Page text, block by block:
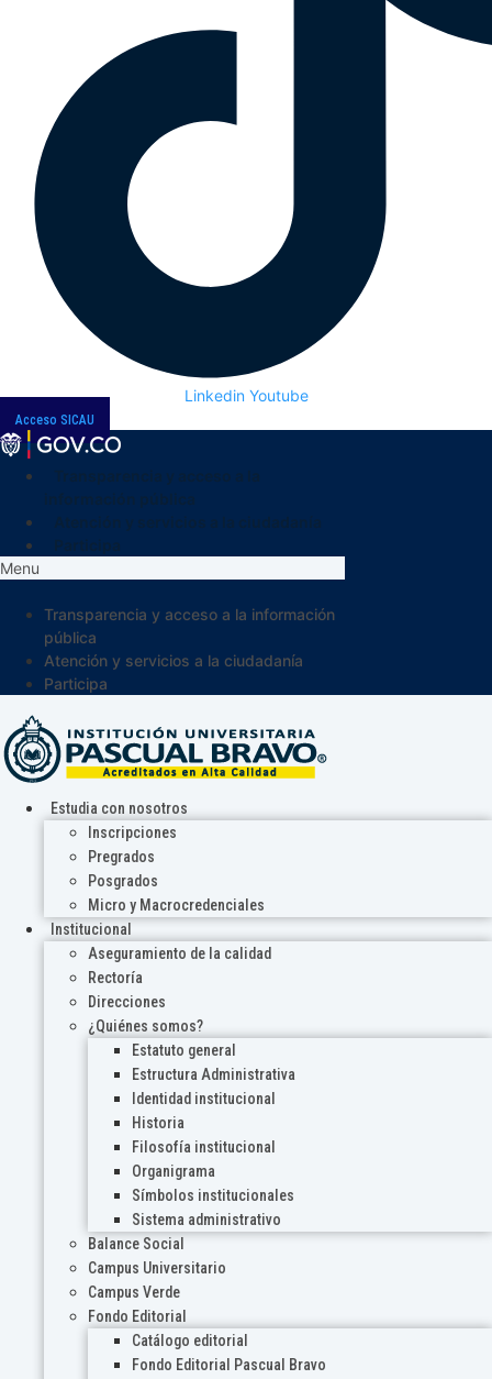
Linkedin Youtube
Acceso SICAU
Menu
Transparencia y acceso a la información
pública
Atención y servicios a la ciudadanía
Participa
Estudia con nosotros
Inscripciones
Pregrados
Posgrados
Micro y Macrocredenciales
Institucional
Aseguramiento de la calidad
Rectoría
Direcciones
¿Quiénes somos?
Estatuto general
Estructura Administrativa
Identidad institucional
Historia
Filosofía institucional
Organigrama
Símbolos institucionales
Sistema administrativo
Balance Social
Campus Universitario
Campus Verde
Fondo Editorial
Catálogo editorial
Fondo Editorial Pascual Bravo